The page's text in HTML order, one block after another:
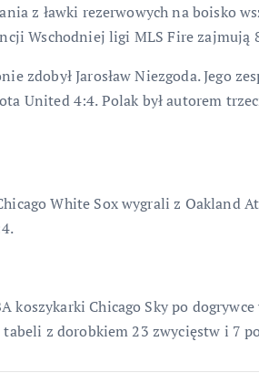
z ławki rezerwowych na boisko
Wschodniej ligi MLS Fire zajmują
zdobył Jarosław Niezgoda. Jego
United 4:4. Polak był autorem
White Sox wygrali z Oakland
Chicago Sky po dogrywce
z dorobkiem 23 zwycięstw i 7